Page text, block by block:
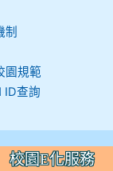
制
園規範
ID查詢
校園E化服務